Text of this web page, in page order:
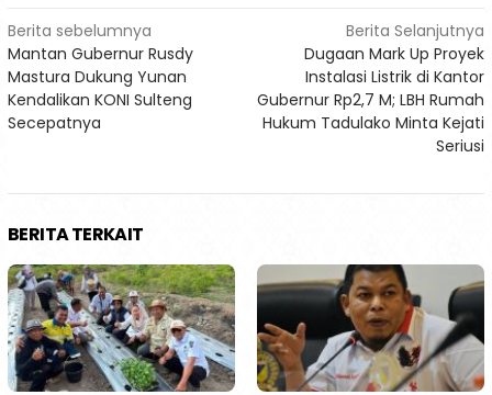
Navigasi
pos
Berita sebelumnya
Mantan Gubernur Rusdy
Mastura Dukung Yunan
Kendalikan KONI Sulteng
Secepatnya
Berita Selanjutnya
Dugaan Mark Up Proyek
Instalasi Listrik di Kantor
Gubernur Rp2,7 M; LBH Rumah
Hukum Tadulako Minta Kejati
Seriusi
BERITA TERKAIT